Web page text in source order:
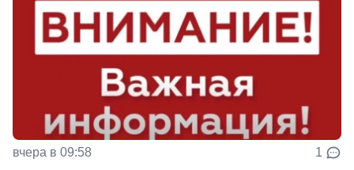
вчера в 09:58 1